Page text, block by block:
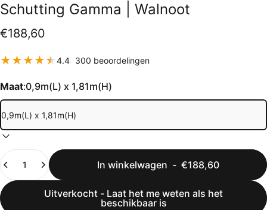
Schutting Gamma Walnoot
€188,60
4.4 300 beoordelingen300 totaal aantal
Maat:0,9m(L) x 1,81m(H)
Hoeveelheid
In winkelwagen - €188,60
Uitverkocht - Laat het me weten als het
beschikbaar is